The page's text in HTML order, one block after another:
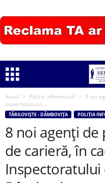
Acasă Poliția informează!
8 noi
Inspectoratului...
TÂRGOVIȘTE - DÂMBOVIȚA POLIȚIA
8 noi agenți
de carieră, în
Inspectoratului